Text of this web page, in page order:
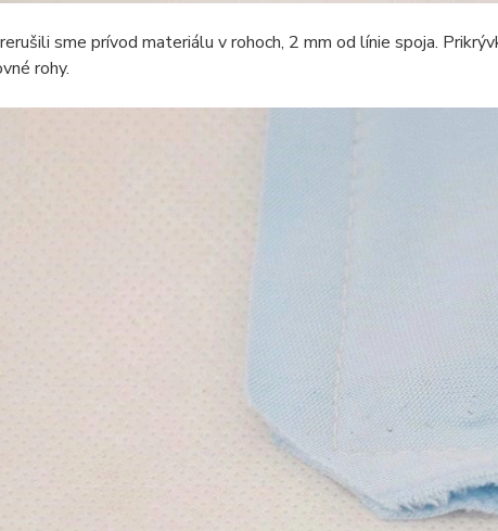
sme prívod materiálu v rohoch, 2 mm od línie spoja.
rohy.